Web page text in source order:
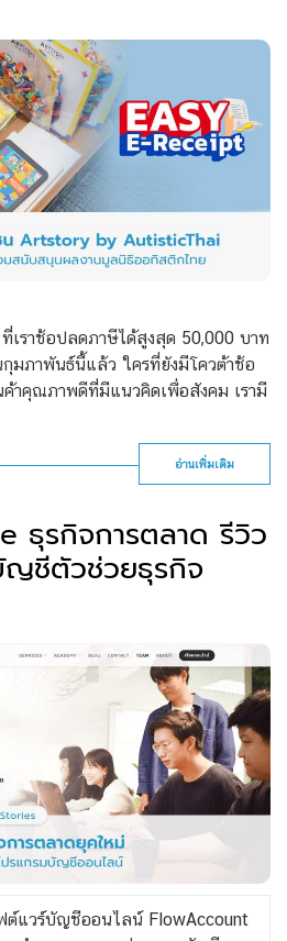
ที่เราช้อปลดภาษีได้สูงสุด 50,000 บาท
มภาพันธ์นี้แล้ว ใครที่ยังมีโควต้าช้อ
าคุณภาพดีที่มีแนวคิดเพื่อสังคม เรามี
อ่านเพิ่มเติม
ธุรกิจการตลาด รีวิว
ญชีตัวช่วยธุรกิจ
ต์แวร์บัญชีออนไลน์ FlowAccount